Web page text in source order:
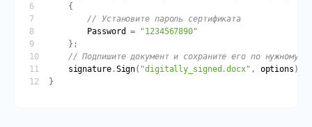
// Установите пароль сертификата
Password =
"1234567890"
// Подпишите документ и сохраните его по нужному
signature.Sign( "digitally_signed.docx" , options